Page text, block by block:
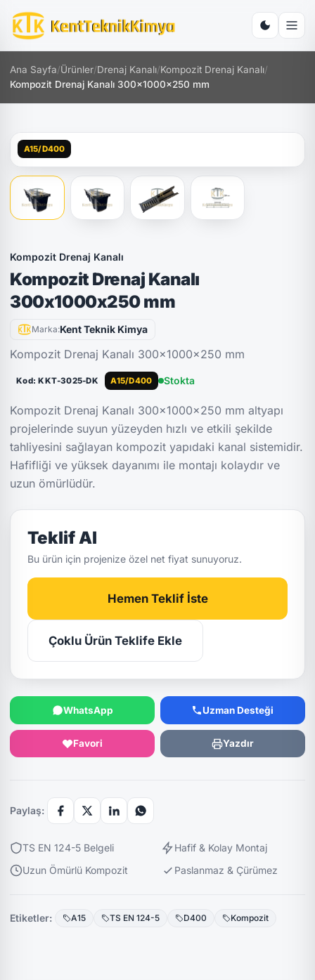
Ana Sayfa/Ürünler/Drenaj Kanalı/Kompozit Drenaj Kanalı/
Kompozit Drenaj Kanalı 300x1000x250 mm
A15/D400
Kompozit Drenaj Kanalı
Kompozit Drenaj Kanalı
300x1000x250 mm
Marka:Kent Teknik Kimya
Kompozit Drenaj Kanalı 300x1000x250 mm
Kod: KKT-3025-DK A15/D400 Stokta
Kompozit Drenaj Kanalı 300x1000x250 mm altyapı
projelerinde suyun yüzeyden hızlı ve etkili şekilde
tahliyesini sağlayan kompozit yapıdaki kanal sistemidir.
Hafifliği ve yüksek dayanımı ile montajı kolaydır ve
uzun ömürlüdür.
Teklif Al
Bu ürün için projenize özel net fiyat sunuyoruz.
Hemen Teklif İste
Çoklu Ürün Teklife Ekle
WhatsApp Uzman Desteği
Favori Yazdır
Paylaş:
TS EN 124-5 Belgeli
Hafif & Kolay Montaj
Uzun Ömürlü Kompozit
Paslanmaz & Çürümez
Etiketler: A15 TS EN 124-5 D400 Kompozit